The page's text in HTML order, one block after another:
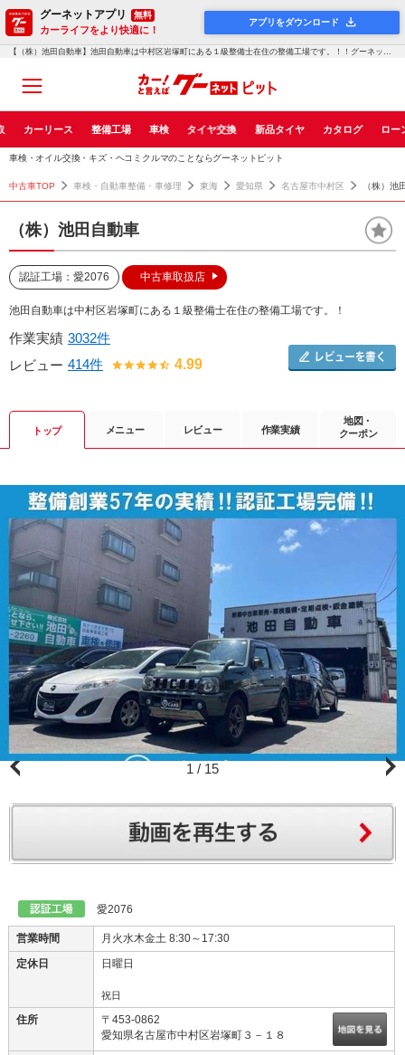
グーネットアプリ 無料
カーライフをより快適に！
アプリをダウンロード
【（株）池田自動車】池田自動車は中村区岩塚町にある１級整備士在住の整備工場です。！！グーネットピット
カーリース 整備工場 車検 タイヤ交換 新品タイヤ カタログ ロー
車検・オイル交換・キズ・ヘコミクルマのことならグーネットピット
中古車TOP 車検・自動車整備・車修理 東海 愛知県 名古屋市中村区 （株）池
（株）池田自動車
認証工場：愛2076 中古車取扱店
池田自動車は中村区岩塚町にある１級整備士在住の整備工場です。！
作業実績 3032件
レビュー 414件 4.99
トップ メニュー レビュー 作業実績
地図・
クーポン
1 / 15
愛2076
営業時間
月火水木金土 8:30～17:30
定休日
日曜日
祝日
住所
〒453-0862
愛知県名古屋市中村区岩塚町３－１８